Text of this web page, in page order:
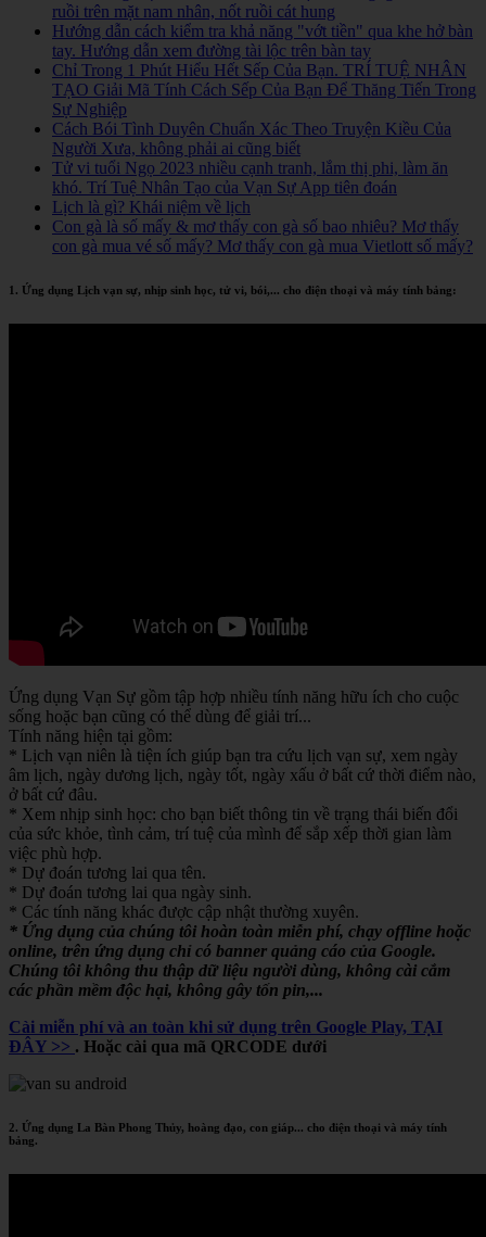
ruồi trên mặt nam nhân, nốt ruồi cát hung
Hướng dẫn cách kiểm tra khả năng "vớt tiền" qua khe hở bàn
tay. Hướng dẫn xem đường tài lộc trên bàn tay
Chỉ Trong 1 Phút Hiểu Hết Sếp Của Bạn. TRÍ TUỆ NHÂN
TẠO Giải Mã Tính Cách Sếp Của Bạn Để Thăng Tiến Trong
Sự Nghiệp
Cách Bói Tình Duyên Chuẩn Xác Theo Truyện Kiều Của
Người Xưa, không phải ai cũng biết
Tử vi tuổi Ngọ 2023 nhiều cạnh tranh, lắm thị phi, làm ăn
khó. Trí Tuệ Nhân Tạo của Vạn Sự App tiên đoán
Lịch là gì? Khái niệm về lịch
Con gà là số mấy & mơ thấy con gà số bao nhiêu? Mơ thấy
con gà mua vé số mấy? Mơ thấy con gà mua Vietlott số mấy?
1. Ứng dụng Lịch vạn sự, nhịp sinh học, tử vi, bói,... cho điện thoại và máy tính bảng:
Ứng dụng Vạn Sự gồm tập hợp nhiều tính năng hữu ích cho cuộc
sống hoặc bạn cũng có thể dùng để giải trí...
Tính năng hiện tại gồm:
* Lịch vạn niên là tiện ích giúp bạn tra cứu lịch vạn sự, xem ngày
âm lịch, ngày dương lịch, ngày tốt, ngày xấu ở bất cứ thời điểm nào,
ở bất cứ đâu.
* Xem nhịp sinh học: cho bạn biết thông tin về trạng thái biến đổi
của sức khỏe, tình cảm, trí tuệ của mình để sắp xếp thời gian làm
việc phù hợp.
* Dự đoán tương lai qua tên.
* Dự đoán tương lai qua ngày sinh.
* Các tính năng khác được cập nhật thường xuyên.
* Ứng dụng của chúng tôi hoàn toàn miễn phí, chạy offline hoặc
online, trên ứng dụng chỉ có banner quảng cáo của Google.
Chúng tôi không thu thập dữ liệu người dùng, không cài cắm
các phần mềm độc hại, không gây tốn pin,...
Cài miễn phí và an toàn khi sử dụng trên Google Play, TẠI
ĐÂY >> . Hoặc cài qua mã QRCODE dưới
2. Ứng dụng La Bàn Phong Thủy, hoàng đạo, con giáp... cho điện thoại và máy tính
bảng.